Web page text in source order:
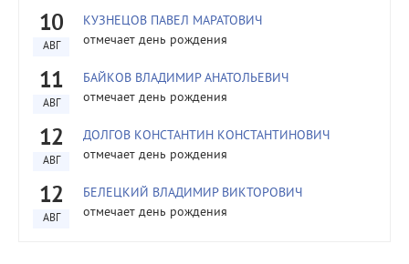
10
АВГ
КУЗНЕЦОВ ПАВЕЛ МАРАТОВИЧ
отмечает день рождения
11
АВГ
БАЙКОВ ВЛАДИМИР АНАТОЛЬЕВИЧ
отмечает день рождения
12
АВГ
ДОЛГОВ КОНСТАНТИН КОНСТАНТИНОВИЧ
отмечает день рождения
12
АВГ
БЕЛЕЦКИЙ ВЛАДИМИР ВИКТОРОВИЧ
отмечает день рождения